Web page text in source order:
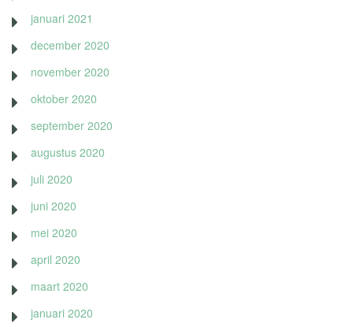
januari 2021
december 2020
november 2020
oktober 2020
september 2020
augustus 2020
juli 2020
juni 2020
mei 2020
april 2020
maart 2020
januari 2020